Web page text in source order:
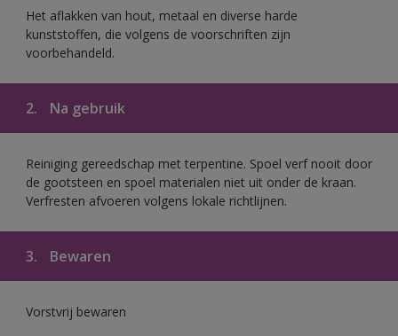
Het aflakken van hout, metaal en diverse harde
kunststoffen, die volgens de voorschriften zijn
voorbehandeld.
2. Na gebruik
Reiniging gereedschap met terpentine. Spoel verf nooit door
de gootsteen en spoel materialen niet uit onder de kraan.
Verfresten afvoeren volgens lokale richtlijnen.
3. Bewaren
Vorstvrij bewaren